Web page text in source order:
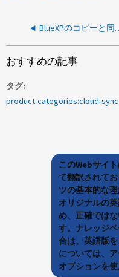
BlueXPのコピーと同期関係はス
おすすめの記事
タグ
product-categories:cloud-sync
このWebサイ
て翻訳されて
ツの基本的な
オリジナルの
め、正確では
す。ナレッジ
合は、英語版
については、
オプションを使